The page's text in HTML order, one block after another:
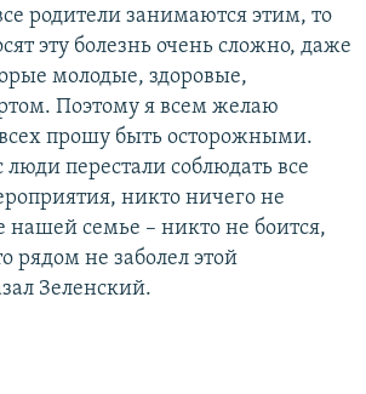
родители занимаются этим, то
эту болезнь очень сложно, даже
молодые, здоровые,
Поэтому я всем желаю
прошу быть осторожными.
люди перестали соблюдать все
никто ничего не
нашей семье – никто не боится,
рядом не заболел этой
Зеленский.